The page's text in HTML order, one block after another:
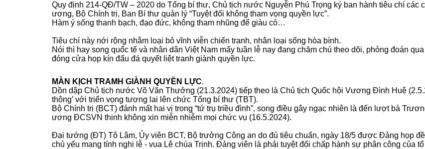
Quy định 214-QĐ/TW – 2020 do Tổng bí thư, Chủ tịch nước Nguyễn Phú Trọng ký ban hành tiêu chí các
ương, Bộ Chính trị, Ban Bí thư quản lý “Tuyệt đối không tham vọng quyền lực”.
Hàm ý sống thanh bạch, đạo đức, không tham nhũng để giàu có…
Tiêu chí này nới rộng nhằm loại bỏ vĩnh viễn chiến tranh, nhân loại sống hòa bình.
Nói thì hay song quốc tế và nhân dân Việt Nam mấy tuần lễ nay đang chăm chú theo dõi, phỏng đoán
đóng cửa họp kín đấu đá quyết liệt tranh giành quyền lực.
MÀN KỊCH TRAMH GIÀNH QUYỀN LỰC.
Dồn dập Chủ tịch nước Võ Văn Thưởng (21.3.2024) tiếp theo là Chủ tịch Quốc hội Vương Đình Huệ
thông’ với triển vọng tương lai lên chức Tổng bí thư (TBT).
Bộ Chính trị (BCT) đánh mất hai vị trong “tứ trụ triều đình”, song điều gây ngạc nhiên là đến lượt bà
ương ĐCSVN thinh không xin miễn nhiễm mọi chức vụ (16.5.2024).
Đại tướng (ĐT) Tô Lâm, Ủy viên BCT, Bộ trưởng Công an do đủ tiêu chuẩn, ngày 18/5 được Đảng họp
chủ yếu mang tính nghi lễ - vua Lê chúa Trịnh. Đảng viên là phải tuyệt đối chấp hành sự phân công của